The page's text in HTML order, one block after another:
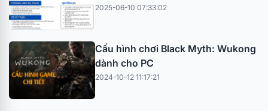
2025-06-10 07:33:02
Cấu hình chơi Black Myth: Wukong
dành cho PC
2024-10-12 11:17:21